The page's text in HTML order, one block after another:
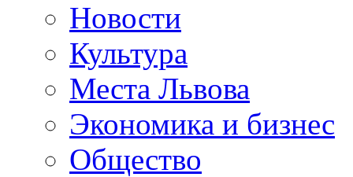
Новости
Культура
Места Львова
Экономика и бизнес
Общество